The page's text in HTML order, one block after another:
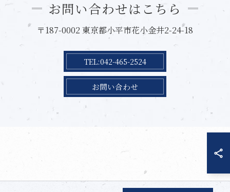
お問い合わせはこちら
〒187-0002 東京都小平市花小金井2-24-18
TEL:042-465-2524
お問い合わせ